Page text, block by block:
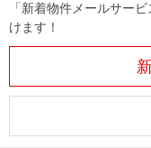
「新着物件メールサー
けます！